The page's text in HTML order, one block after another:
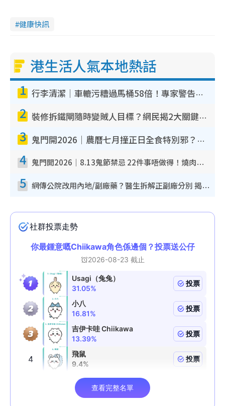
健康快訊
港生活人氣本地熱話
1 行李清潔｜車轆污糟過馬桶58倍！專家警告忌用酒精抹 教1招免污手除菌
2 裝修拆鐵閘隨時變賊人目標？網民揭2大關鍵用途：裝新式等於白裝？附新舊鐵閘分別
3 鬼門開2026｜農曆七月撞正日全食特別邪？專家警告切忌做一事！揭4大禁忌+2招保平安
4 鬼門開2026｜8.13鬼節禁忌 22件事唔做得！燒肉、刺身要少食？半夜勿吹口哨/打呢個電話
5 網傳公院改用內地/副廠藥？醫生拆解正副廠分別 揭4類人換藥隨時出事